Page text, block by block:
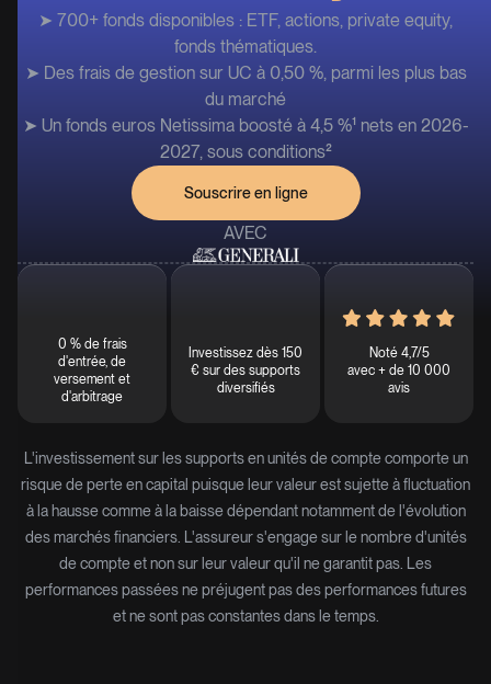
➤ 700+ fonds disponibles : ETF, actions, private equity,
fonds thématiques.
➤ Des frais de gestion sur UC à 0,50 %, parmi les plus bas
du marché
➤ Un fonds euros Netissima boosté à 4,5 %¹ nets en 2026-
2027, sous conditions²
Souscrire en ligne
AVEC
0 % de frais
d'entrée, de
versement et
d'arbitrage
Investissez dès 150
€ sur des supports
diversifiés
Noté 4,7/5
avec + de 10 000
avis
L'investissement sur les supports en unités de compte comporte un
risque de perte en capital puisque leur valeur est sujette à fluctuation
à la hausse comme à la baisse dépendant notamment de l'évolution
des marchés financiers. L'assureur s'engage sur le nombre d'unités
de compte et non sur leur valeur qu'il ne garantit pas. Les
performances passées ne préjugent pas des performances futures
et ne sont pas constantes dans le temps.